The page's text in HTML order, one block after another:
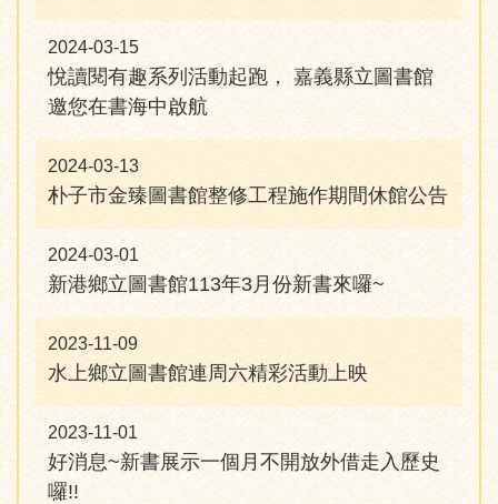
2024-03-15
悅讀閱有趣系列活動起跑， 嘉義縣立圖書館
邀您在書海中啟航
2024-03-13
朴子市金臻圖書館整修工程施作期間休館公告
2024-03-01
新港鄉立圖書館113年3月份新書來囉~
2023-11-09
水上鄉立圖書館連周六精彩活動上映
2023-11-01
好消息~新書展示一個月不開放外借走入歷史
囉!!